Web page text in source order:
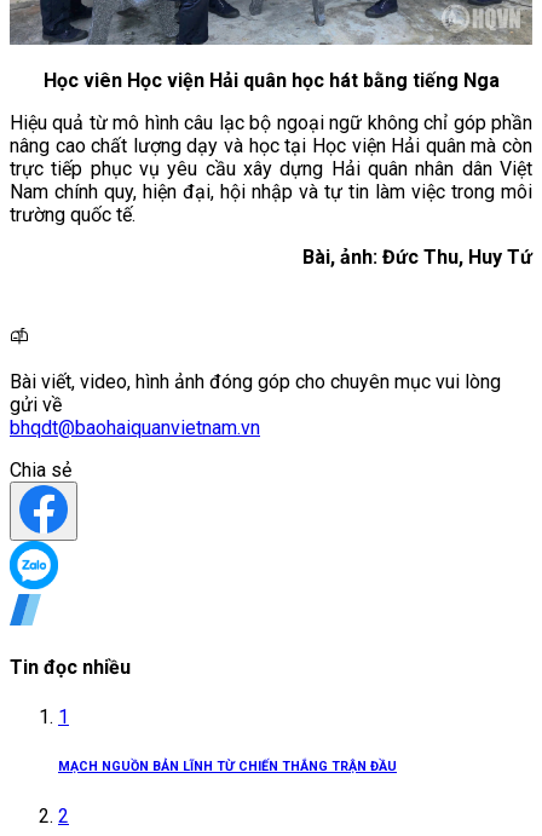
Học viên Học viện Hải quân học hát bằng tiếng Nga
Hiệu quả từ mô hình câu lạc bộ ngoại ngữ không chỉ góp phần
nâng cao chất lượng dạy và học tại Học viện Hải quân mà còn
trực tiếp phục vụ yêu cầu xây dựng Hải quân nhân dân Việt
Nam chính quy, hiện đại, hội nhập và tự tin làm việc trong môi
trường quốc tế.
Bài, ảnh: Đức Thu, Huy Tứ
Bài viết, video, hình ảnh đóng góp cho chuyên mục vui lòng
gửi về
bhqdt@baohaiquanvietnam.vn
Chia sẻ
Tin đọc nhiều
1
MẠCH NGUỒN BẢN LĨNH TỪ CHIẾN THẮNG TRẬN ĐẦU
2